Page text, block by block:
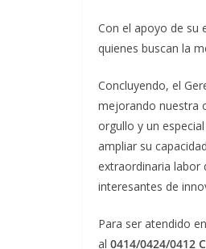
Con el apoyo de su
quienes buscan la
Concluyendo, el
mejorando nuestra
orgullo y un
ampliar su
extraordinaria labor
interesantes de
Para ser atendido
al 0414/0424/0412